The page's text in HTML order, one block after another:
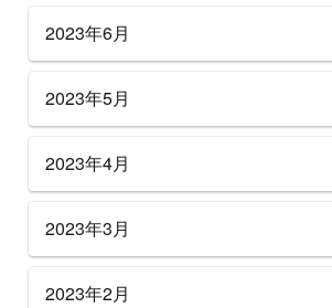
2023年6月
2023年5月
2023年4月
2023年3月
2023年2月